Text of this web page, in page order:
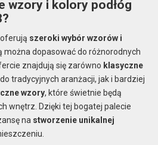
wzory i kolory podłóg
oferują szeroki wybór wzorów i
można dopasować do różnorodnych
znajdują się zarówno klasyczne
tradycyjnych aranżacji, jak i bardziej
wzory, które świetnie będą
wnętrz. Dzięki tej bogatej palecie
na stworzenie unikalnej